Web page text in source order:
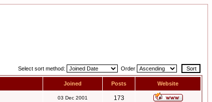
Select sort method: Order
Joined Posts Website
03 Dec 2001 173